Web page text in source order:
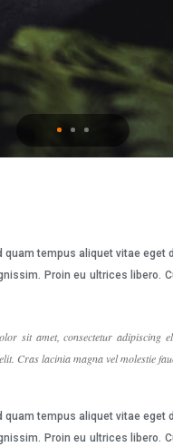
tempus aliquet vitae
Proin eu ultrices libero.
sit amet, consectetur adipiscing
Cras lacinia magna vel molestie
tempus aliquet vitae
Proin eu ultrices libero.